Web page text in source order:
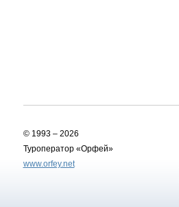
© 1993 – 2026
Туроператор «Орфей»
www.orfey.net